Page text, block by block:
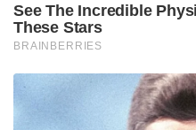
See The Incredible
These Stars
BRAINBERRIES